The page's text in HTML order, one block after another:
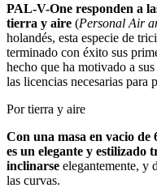
PAL-V-One responden a
tierra y aire (Personal Air
holandés, esta especie de
terminado con éxito sus
hecho que ha motivado a
las licencias necesarias para
Por tierra y aire
Con una masa en vacio
es un elegante y estilizado
inclinarse elegantemente, y
las curvas.